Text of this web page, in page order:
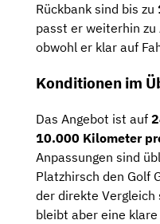
Rückbank sind bis zu
passt er weiterhin zu
obwohl er klar auf
Konditionen im
Das Angebot ist auf
10.000 Kilometer
Anpassungen sind
Platzhirsch den Golf
der direkte Vergleich
bleibt aber eine klare